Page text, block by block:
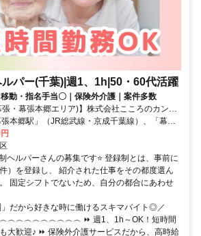
パー(千葉)|週1、1h|50・60代活躍
動・指名手当〇｜保険外介護｜案件多数
張・幕張本郷エリア)】株式会社こころのカンパ
本郷駅」（JR総武線・京成千葉線）、「幕張
ヘルパーさんの募集です⭐ 登録制とは、事前に
）を登録し、 紹介された仕事をその都度選ん
固定シフトでないため、自分の都合にあわせ
だから好きな時に働けるスキマバイト◎／
⏩ 週1、1h～OK！短時間
大歓迎♪ ⏩ 保険外介護サービスだから、高時給